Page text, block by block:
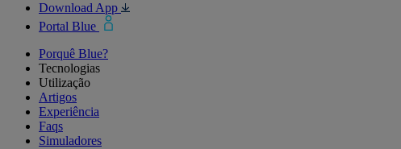
Download App
Portal Blue
Porquê Blue?
Tecnologias
Utilização
Artigos
Experiência
Faqs
Simuladores